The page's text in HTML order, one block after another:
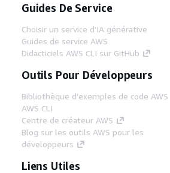
Guides De Service
Choisir un service d'IA générative
Guides de service AWS
Didacticiels AWS CLI sur GitHub
Outils Pour Développeurs
Bibliothèque d'exemples de code AWS
AWS CLI
Centre de créateur AWS
Blog sur les outils AWS pour les
développeurs
Liens Utiles